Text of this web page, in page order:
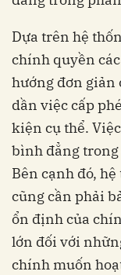
Dựa trên hệ
chính quyền
hướng đơn giản
dần việc cấp
kiện cụ thể.
bình đẳng trong
Bên cạnh đó,
cũng cần phải
ổn định của
lớn đối với
chính muốn